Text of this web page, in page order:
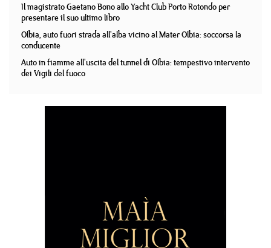
Il magistrato Gaetano Bono allo Yacht Club Porto Rotondo per
presentare il suo ultimo libro
Olbia, auto fuori strada all'alba vicino al Mater Olbia: soccorsa la
conducente
Auto in fiamme all'uscita del tunnel di Olbia: tempestivo intervento
dei Vigili del fuoco